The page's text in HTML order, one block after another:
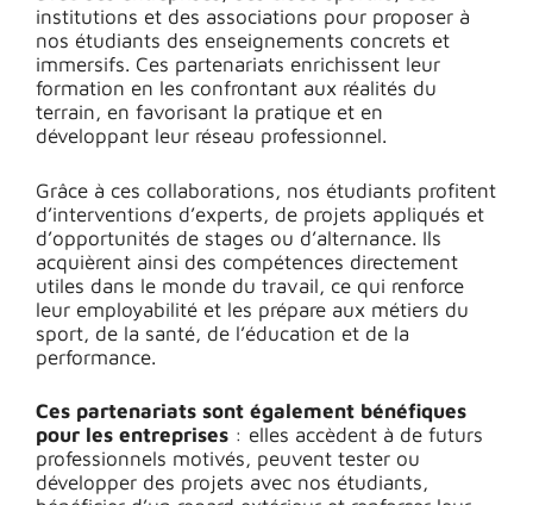
institutions et des associations pour proposer à
nos étudiants des enseignements concrets et
immersifs. Ces partenariats enrichissent leur
formation en les confrontant aux réalités du
terrain, en favorisant la pratique et en
développant leur réseau professionnel.
Grâce à ces collaborations, nos étudiants profitent
d’interventions d’experts, de projets appliqués et
d’opportunités de stages ou d’alternance. Ils
acquièrent ainsi des compétences directement
utiles dans le monde du travail, ce qui renforce
leur employabilité et les prépare aux métiers du
sport, de la santé, de l’éducation et de la
performance.
Ces partenariats sont également bénéfiques
pour les entreprises : elles accèdent à de futurs
professionnels motivés, peuvent tester ou
développer des projets avec nos étudiants,